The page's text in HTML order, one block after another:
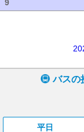
9
バスの
平日